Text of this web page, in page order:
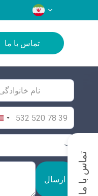
زبان‌ها
تماس با ما
ارسال تماس با ما